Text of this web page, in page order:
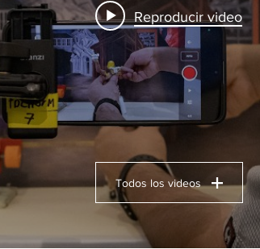
Reproducir video
Todos los videos